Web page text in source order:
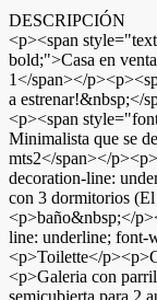
DESCRIPCIÓN
<p><span
bold;">Casa en
1</span></
a estrenar!&nbsp;</
<p><span
Minimalista que se
mts2</span></
decoration-line:
con 3 dormitorios
<p>baño&nbsp;</
line: underline; font-
<p>Toilette</
<p>Galeria con
semicubierta para 2